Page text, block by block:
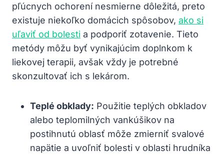
pľúcnych ochorení nesmierne dôležitá, preto
existuje niekoľko domácich spôsobov, ako si
uľaviť od bolesti a podporiť zotavenie. Tieto
metódy môžu byť vynikajúcim doplnkom k
liekovej terapii, avšak vždy je potrebné
skonzultovať ich s lekárom.
Teplé obklady: Použitie teplých obkladov
alebo teplomilných vankúšikov na
postihnutú oblasť môže zmierniť svalové
napätie a uvoľniť bolesti v oblasti hrudníka